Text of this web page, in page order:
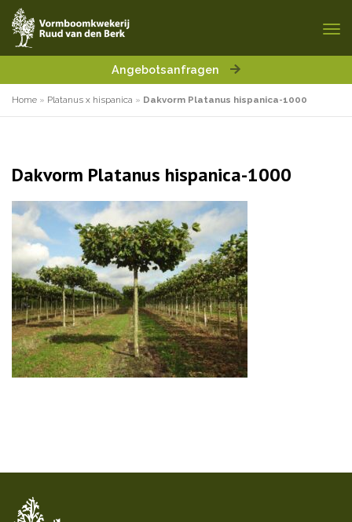
Angebotsanfragen
Home » Platanus x hispanica » Dakvorm Platanus hispanica-1000
Dakvorm Platanus hispanica-1000